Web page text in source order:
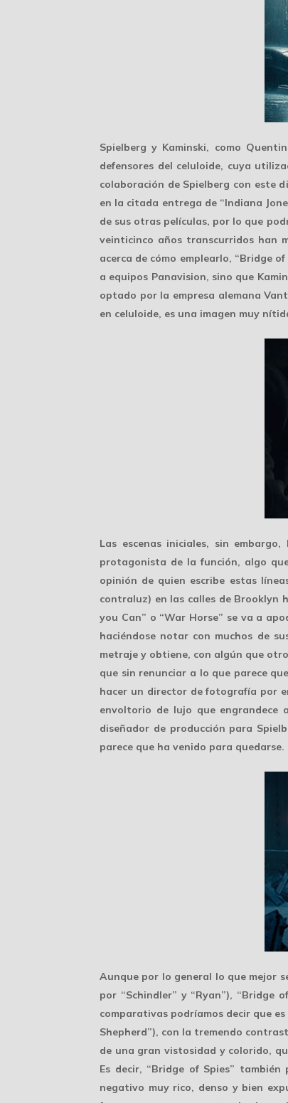
Spielberg y Kaminski, como
defensores del celuloide, cuya
colaboración de Spielberg con este
en la citada entrega de “Indiana
de sus otras películas, por lo que
veinticinco años transcurridos han
acerca de cómo emplearlo, “Bridge
a equipos Panavision, sino que
optado por la empresa alemana
en celuloide, es una imagen muy
Las escenas iniciales, sin
protagonista de la función, algo
opinión de quien escribe estas
contraluz) en las calles de Brooklyn
you Can” o “War Horse” se va a
haciéndose notar con muchos de
metraje y obtiene, con algún que
que sin renunciar a lo que parece
hacer un director de fotografía por
envoltorio de lujo que engrandece
diseñador de producción para
parece que ha venido para quedarse.
Aunque por lo general lo que mejor
por “Schindler” y “Ryan”),
comparativas podríamos decir que
Shepherd”), con la tremendo
de una gran vistosidad y colorido,
Es decir, “Bridge of Spies”
negativo muy rico, denso y bien